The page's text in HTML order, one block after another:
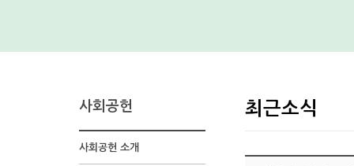
사회공헌
사회공헌 소개
최근소식